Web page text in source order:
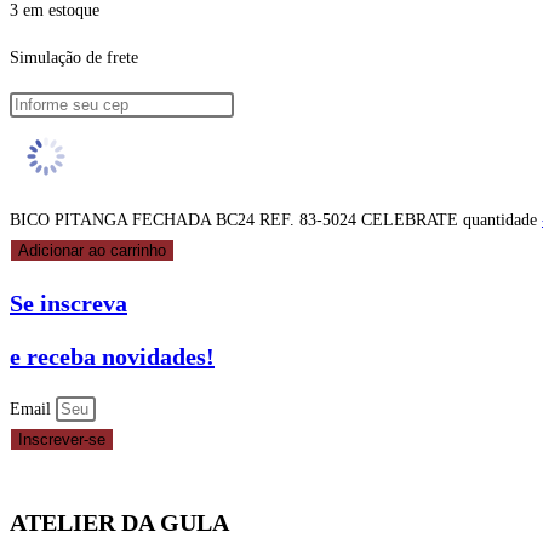
3 em estoque
Simulação de frete
BICO PITANGA FECHADA BC24 REF. 83-5024 CELEBRATE quantidade
Adicionar ao carrinho
Se inscreva
e receba novidades!
Email
Inscrever-se
ATELIER DA GULA